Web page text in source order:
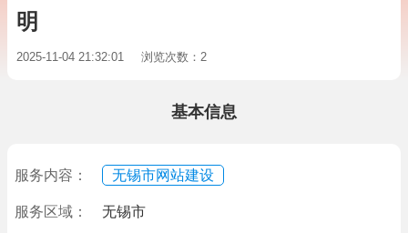
明
2025-11-04 21:32:01 浏览次数：2
基本信息
服务内容： 无锡市网站建设
服务区域： 无锡市